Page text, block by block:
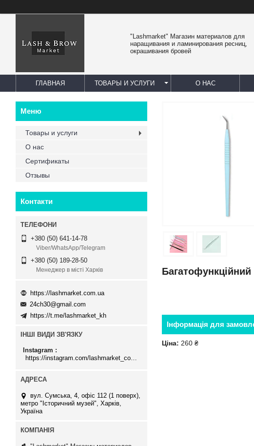
"Lashmarket" Магазин материалов для
наращивания и ламинирования ресниц,
окрашивания бровей
ГЛАВНАЯ ТОВАРЫ И УСЛУГИ О НАС
Інформація для
Ціна: 260 ₴
Товары и услуги
О нас
Сертификаты
Отзывы
Контакти
+380 (50) 641-14-78
Viber/WhatsApp/Telegram
+380 (50) 189-28-50
Менеджер в місті Харків
https://lashmarket.com.ua
24ch30@gmail.com
https://t.me/lashmarket_kh
ІНШІ ВИДИ ЗВ'ЯЗКУ
Instagram
вул. Сумська, 4, офіс 112 (1 поверх),
метро "Історичний музей", Харків,
Україна